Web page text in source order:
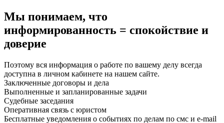
Мы понимаем, что
информированность = спокойствие и
доверие
Поэтому вся информация о работе по вашему делу всегда
доступна в личном кабинете на нашем сайте.
Заключенные договоры и дела
Выполненные и запланированные задачи
Судебные заседания
Оперативная связь с юристом
Бесплатные уведомления о событиях по делам по смс и e-mail